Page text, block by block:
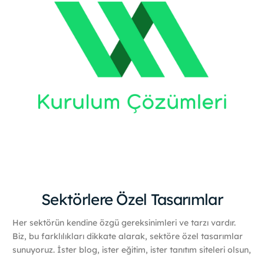
Sektörlere Özel Tasarımlar
Her sektörün kendine özgü gereksinimleri ve tarzı vardır.
Biz, bu farklılıkları dikkate alarak, sektöre özel tasarımlar
sunuyoruz. İster blog, ister eğitim, ister tanıtım siteleri olsun,